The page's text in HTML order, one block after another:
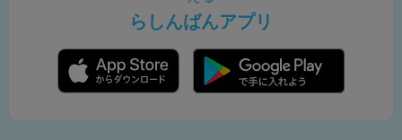
らしんばんアプリ